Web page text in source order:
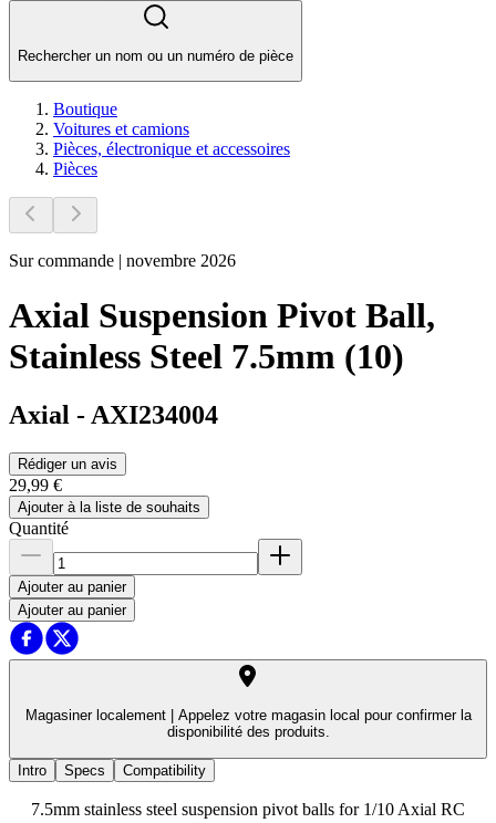
Rechercher un nom ou un numéro de pièce
Boutique
Voitures et camions
Pièces, électronique et accessoires
Pièces
Sur commande | novembre 2026
Axial Suspension Pivot Ball,
Stainless Steel 7.5mm (10)
Axial - AXI234004
Rédiger un avis
29,99 €
Ajouter à la liste de souhaits
Quantité
Ajouter au panier
Ajouter au panier
Magasiner localement |
Appelez votre magasin local pour confirmer la
disponibilité des produits.
Intro Specs Compatibility
7.5mm stainless steel suspension pivot balls for 1/10 Axial RC